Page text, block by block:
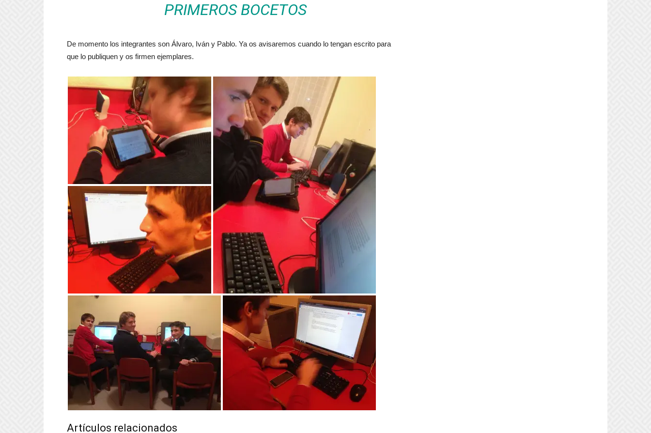
PRIMEROS BOCETOS
De momento los integrantes son Álvaro, Iván y Pablo. Ya os avisaremos cuando lo tengan escrito para
que lo publiquen y os firmen ejemplares.
Artículos relacionados